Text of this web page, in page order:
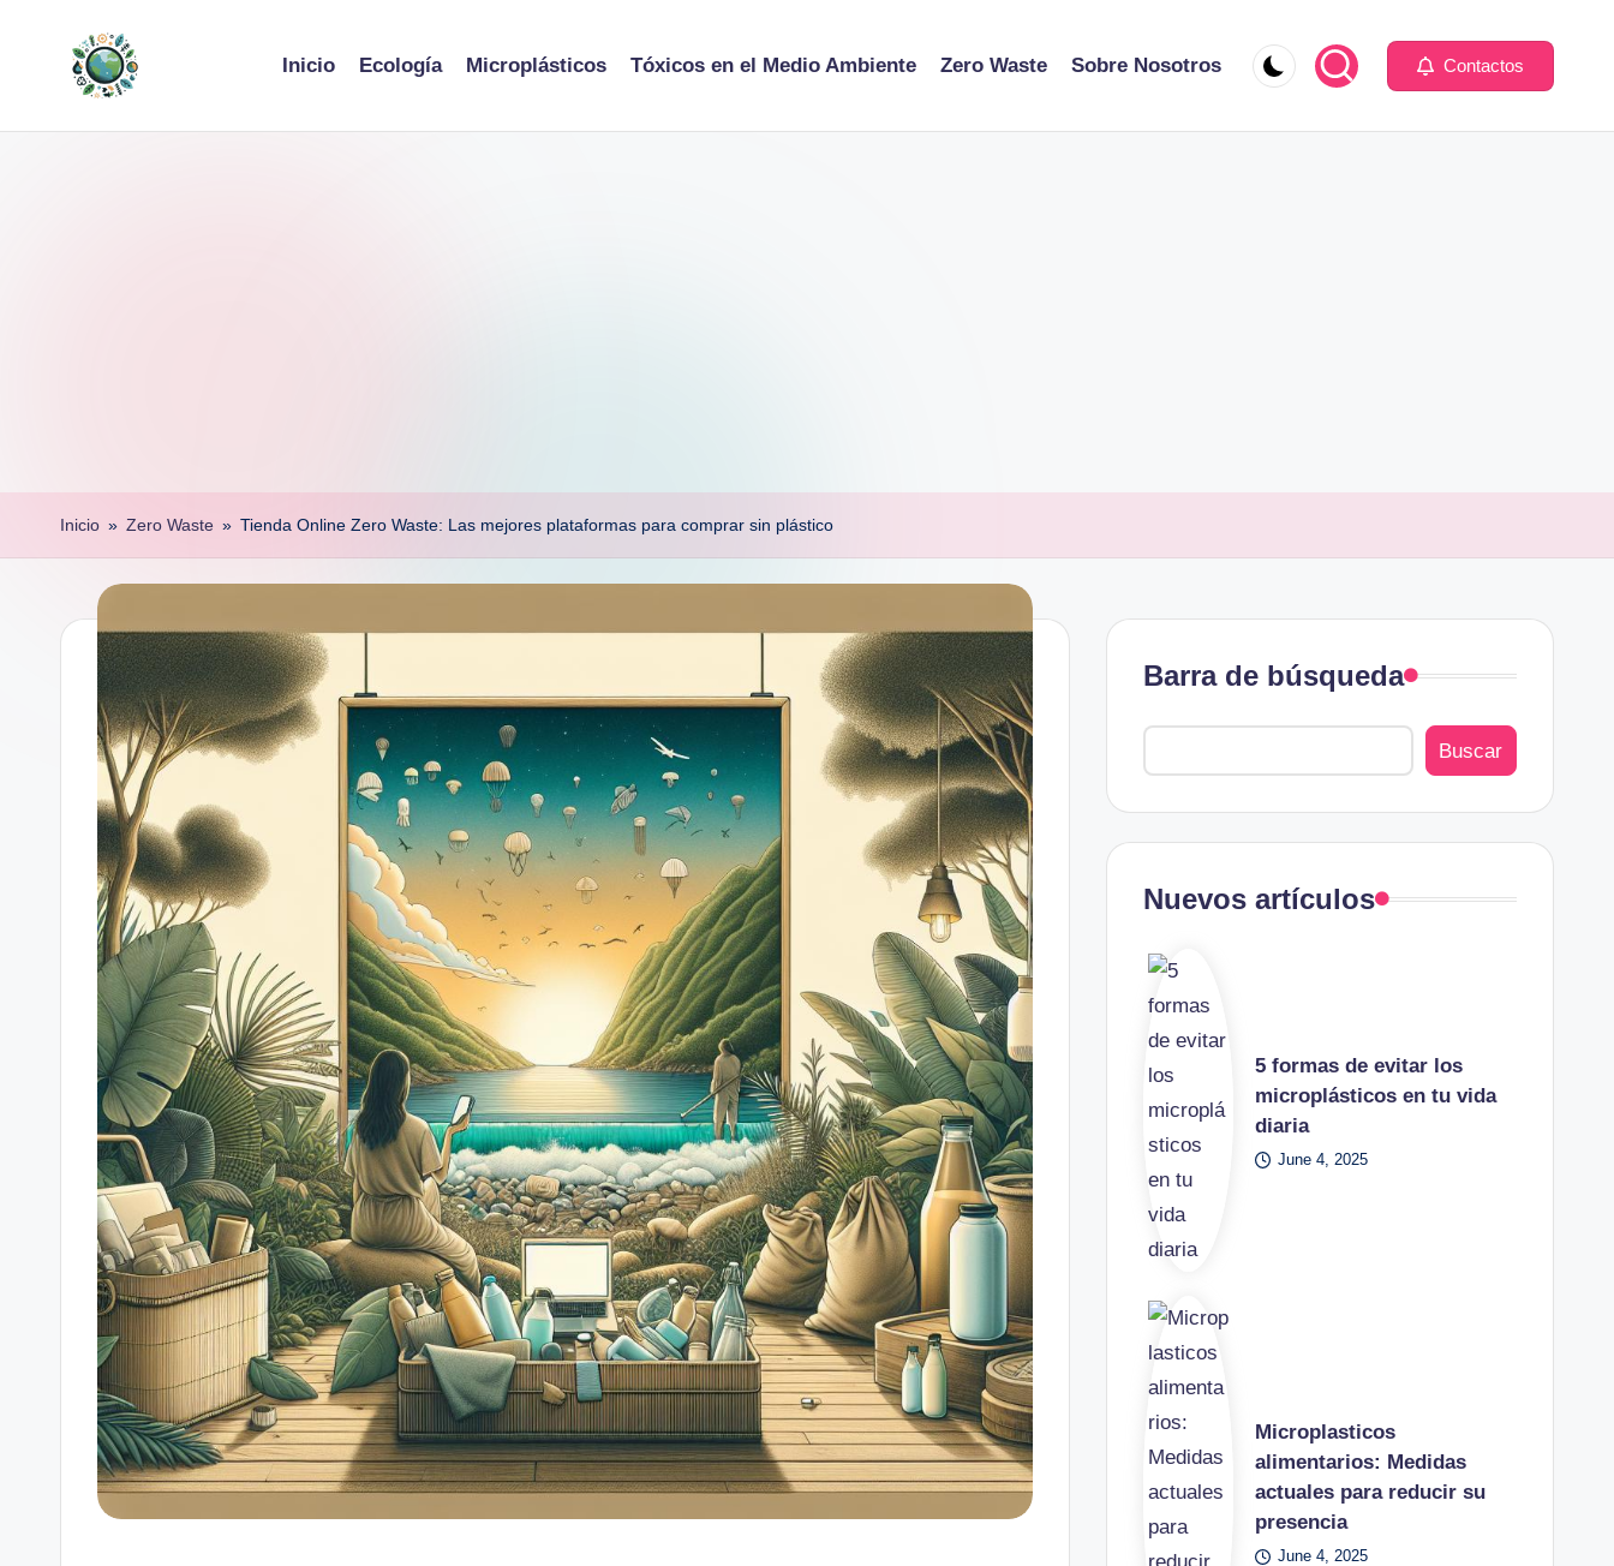
content
Inicio Ecología Microplásticos Tóxicos en el Medio Ambiente Zero Waste Sobre Nosotros Contactos
Inicio » Zero Waste » Tienda Online Zero Waste: Las mejores plataformas para comprar sin plástico
Barra de búsqueda
Buscar
Nuevos artículos
5 formas de evitar los
microplásticos en tu vida
diaria
June 4, 2025
Microplasticos
alimentarios: Medidas
actuales para reducir su
presencia
June 4, 2025